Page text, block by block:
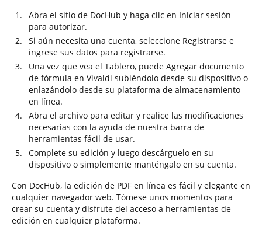
Abra el sitio de DocHub y haga clic en Iniciar sesión
para autorizar.
Si aún necesita una cuenta, seleccione Registrarse e
ingrese sus datos para registrarse.
Una vez que vea el Tablero, puede Agregar documento
de fórmula en Vivaldi subiéndolo desde su dispositivo o
enlazándolo desde su plataforma de almacenamiento
en línea.
Abra el archivo para editar y realice las modificaciones
necesarias con la ayuda de nuestra barra de
herramientas fácil de usar.
Complete su edición y luego descárguelo en su
dispositivo o simplemente manténgalo en su cuenta.
Con DocHub, la edición de PDF en línea es fácil y elegante en
cualquier navegador web. Tómese unos momentos para
crear su cuenta y disfrute del acceso a herramientas de
edición en cualquier plataforma.